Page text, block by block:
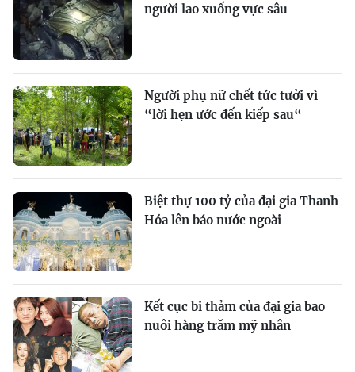
người lao xuống vực sâu
Người phụ nữ chết tức tưởi vì
“lời hẹn ước đến kiếp sau“
Biệt thự 100 tỷ của đại gia Thanh
Hóa lên báo nước ngoài
Kết cục bi thảm của đại gia bao
nuôi hàng trăm mỹ nhân